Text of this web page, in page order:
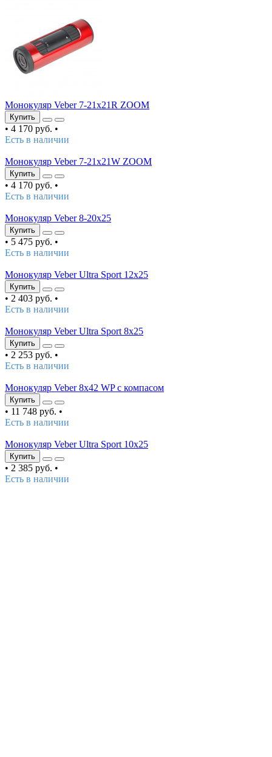
Монокуляр Veber 7-21x21R ZOOM
Купить
• 4 170 руб. •
Есть в наличии
Монокуляр Veber 7-21x21W ZOOM
Купить
• 4 170 руб. •
Есть в наличии
Монокуляр Veber 8-20x25
Купить
• 5 475 руб. •
Есть в наличии
Монокуляр Veber Ultra Sport 12x25
Купить
• 2 403 руб. •
Есть в наличии
Монокуляр Veber Ultra Sport 8x25
Купить
• 2 253 руб. •
Есть в наличии
Монокуляр Veber 8х42 WP с компасом
Купить
• 11 748 руб. •
Есть в наличии
Монокуляр Veber Ultra Sport 10x25
Купить
• 2 385 руб. •
Есть в наличии